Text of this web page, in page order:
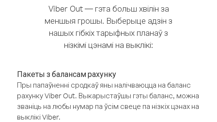
Viber Out — гэта больш хвілін за
меншыя грошы. Выберыце адзін з
нашых гібкіх тарыфных планаў з
нізкімі цэнамі на выклікі:
Пакеты з балансам рахунку
Пры папаўненні сродкаў яны налічваюцца на баланс
рахунку Viber Out. Выкарыстаўшы гэты баланс, можна
званіць на любы нумар па ўсім свеце па нізкіх цэнах на
выклікі Viber.